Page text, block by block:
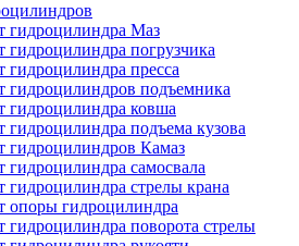
гидроцилиндра Маз
гидроцилиндра погрузчика
гидроцилиндра пресса
гидроцилиндров подъемника
гидроцилиндра ковша
гидроцилиндра подъема кузова
гидроцилиндров Камаз
гидроцилиндра самосвала
гидроцилиндра стрелы крана
опоры гидроцилиндра
гидроцилиндра поворота стрелы